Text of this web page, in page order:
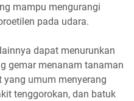
mampu mengurangi
pada udara.
dapat menurunkan
gemar menanam tanaman
yang umum menyerang
tenggorokan, dan batuk